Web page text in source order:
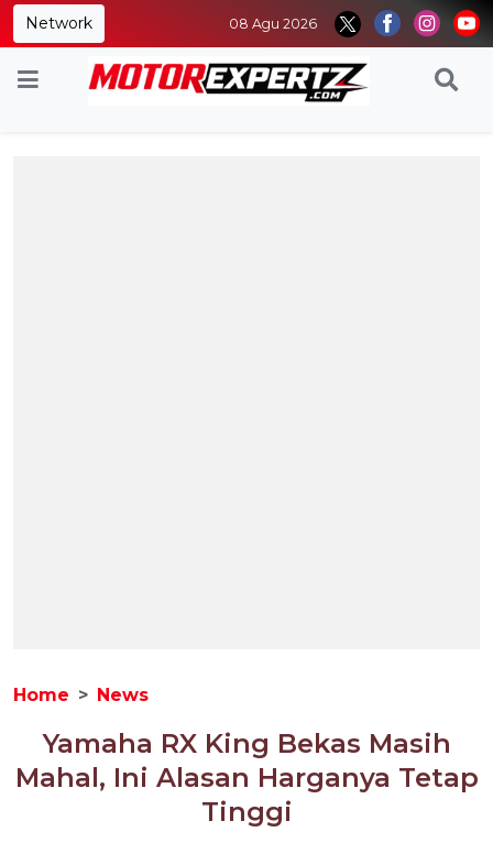
Network 08 Agu 2026
Home News
Yamaha RX King Bekas Masih
Mahal, Ini Alasan Harganya Tetap
Tinggi